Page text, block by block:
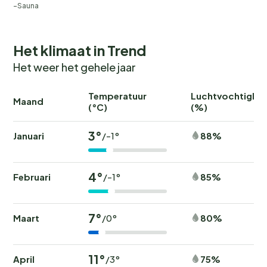
Sauna
Het klimaat in Trend
Het weer het gehele jaar
Maand
Temperatuur
(°C)
(%)
Januari 3°/-1° 88%
Februari 4°/-1° 85%
Maart 7°/0° 80%
April 11°/3° 75%